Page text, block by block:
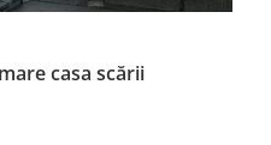
casa scării